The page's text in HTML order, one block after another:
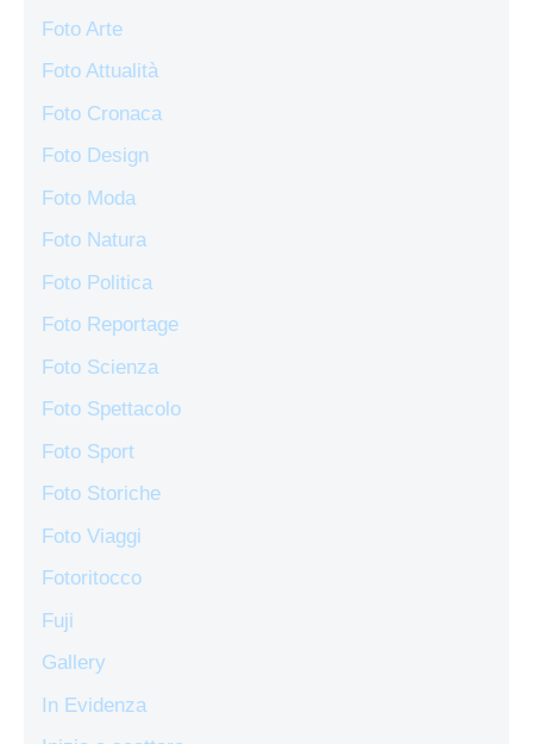
Foto Arte
Foto Attualità
Foto Cronaca
Foto Design
Foto Moda
Foto Natura
Foto Politica
Foto Reportage
Foto Scienza
Foto Spettacolo
Foto Sport
Foto Storiche
Foto Viaggi
Fotoritocco
Fuji
Gallery
In Evidenza